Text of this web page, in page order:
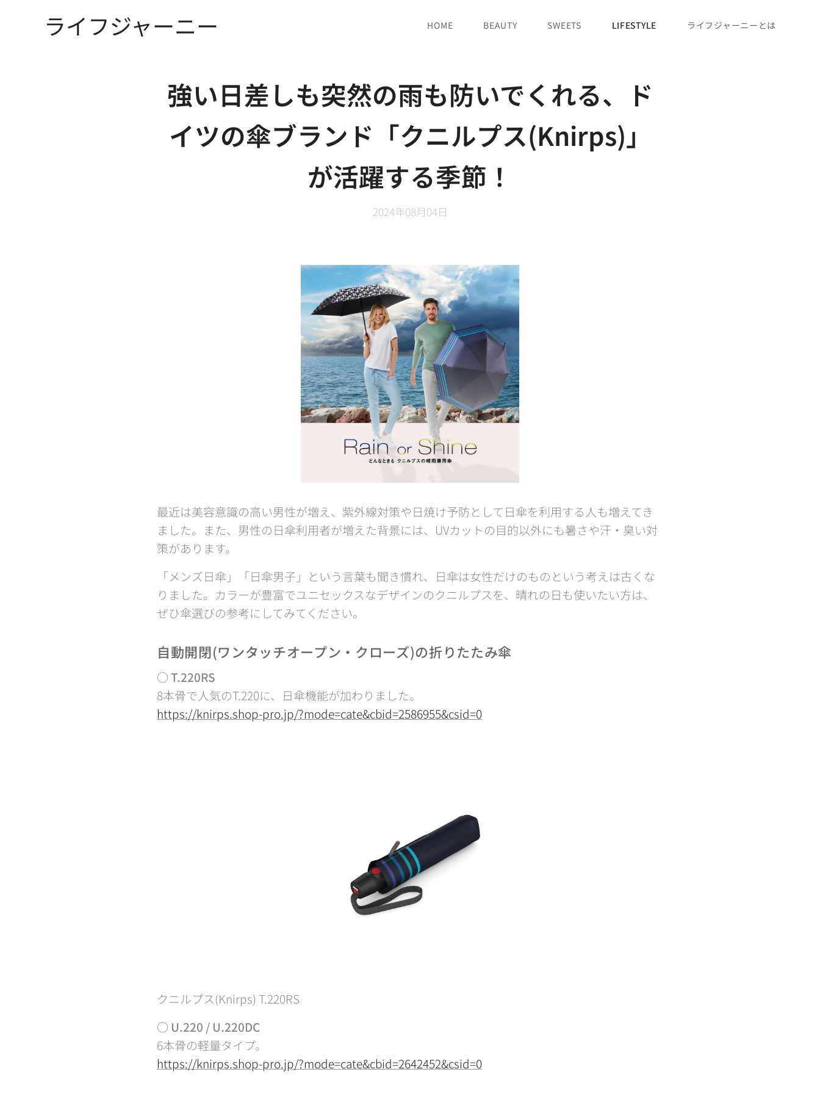
ライフジャーニー HOME BEAUTY SWEETS LIFESTYLE ライフジャーニーとは
強い日差しも突然の雨も防いでくれる、ド
イツの傘ブランド「クニルプス(Knirps)」
が活躍する季節！
2024年08月04日
最近は美容意識の高い男性が増え、紫外線対策や日焼け予防として日傘を利用する人も増えてき
ました。また、男性の日傘利用者が増えた背景には、UVカットの目的以外にも暑さや汗・臭い対
策があります。
「メンズ日傘」「日傘男子」という言葉も聞き慣れ、日傘は女性だけのものという考えは古くな
りました。カラーが豊富でユニセックスなデザインのクニルプスを、晴れの日も使いたい方は、
ぜひ傘選びの参考にしてみてください。
自動開閉(ワンタッチオープン・クローズ)の折りたたみ傘
○ T.220RS
8本骨で人気のT.220に、日傘機能が加わりました。
https://knirps.shop-pro.jp/?mode=cate&cbid=2586955&csid=0
クニルプス(Knirps) T.220RS
○ U.220 / U.220DC
6本骨の軽量タイプ。
https://knirps.shop-pro.jp/?mode=cate&cbid=2642452&csid=0